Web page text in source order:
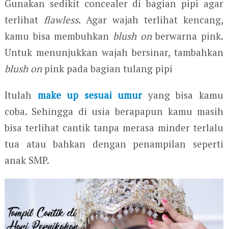
Gunakan sedikit concealer di bagian pipi agar
terlihat flawless. Agar wajah terlihat kencang,
kamu bisa membuhkan blush onberwarna pink.
Untuk menunjukkan wajah bersinar, tambahkan
blush on pink pada bagian tulang pipi
Itulah make up sesuai umuryang bisa kamu
coba. Sehingga di usia berapapun kamu masih
bisa terlihat cantik tanpa merasa minder terlalu
tua atau bahkan dengan penampilan seperti
anak SMP.